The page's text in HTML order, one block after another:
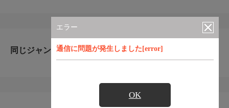
エラー
通信に問題が発生しました[error]
OK
同じジャンルのおすすめ番組